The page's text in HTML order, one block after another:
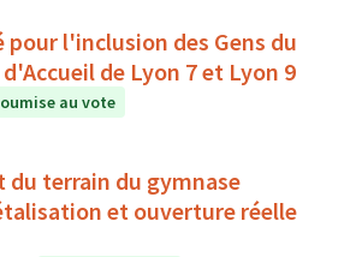
l'inclusion des Gens du
de Lyon 7 et Lyon 9
au vote
du terrain du gymnase
et ouverture réelle